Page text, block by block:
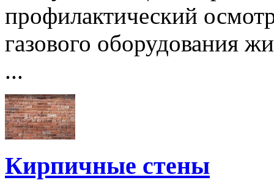
профилактический
газового оборудования
...
Кирпичные стены